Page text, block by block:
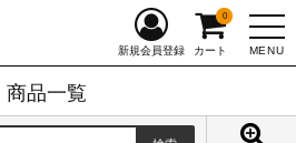
MENU
新規会員登録 カート
0
商品一覧